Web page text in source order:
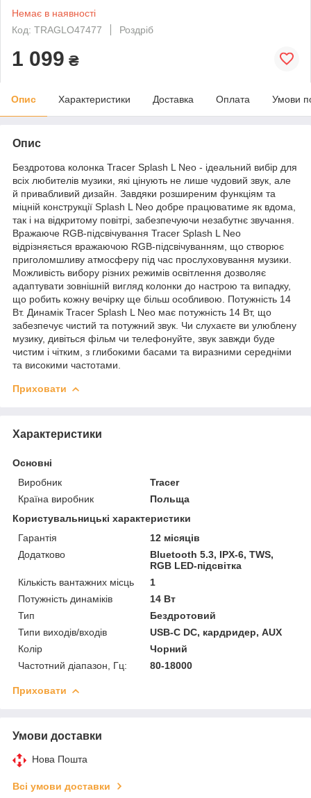
Немає в наявності
Код: TRAGLO47477
Роздріб
1 099 ₴
Опис Характеристики Доставка Оплата Умови
Опис
Бездротова колонка Tracer Splash L Neo - ідеальний вибір для
всіх любителів музики, які цінують не лише чудовий звук, але
й привабливий дизайн. Завдяки розширеним функціям та
міцній конструкції Splash L Neo добре працюватиме як вдома,
так і на відкритому повітрі, забезпечуючи незабутнє звучання.
Вражаюче RGB-підсвічування Tracer Splash L Neo
відрізняється вражаючою RGB-підсвічуванням, що створює
приголомшливу атмосферу під час прослуховування музики.
Можливість вибору різних режимів освітлення дозволяє
адаптувати зовнішній вигляд колонки до настрою та випадку,
що робить кожну вечірку ще більш особливою. Потужність 14
Вт. Динамік Tracer Splash L Neo має потужність 14 Вт, що
забезпечує чистий та потужний звук. Чи слухаєте ви улюблену
музику, дивіться фільм чи телефонуйте, звук завжди буде
чистим і чітким, з глибокими басами та виразними середніми
та високими частотами.
Приховати
Характеристики
Основні
Виробник
Tracer
Країна виробник
Польща
Користувальницькі характеристики
Гарантія
12 місяців
Додатково
Bluetooth 5.3, IPX-6, TWS,
RGB LED-підсвітка
Кількість вантажних місць
1
Потужність динаміків
14 Вт
Тип
Бездротовий
Типи виходів/входів
USB-C DC, кардридер, AUX
Колір
Чорний
Частотний діапазон, Гц:
80-18000
Приховати
Умови доставки
Нова Пошта
Всі умови доставки